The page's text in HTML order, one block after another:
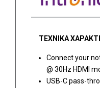
ΤΕΧΝΙΚΑ
Connect your
@ 30Hz HDMI
USB-C pass-